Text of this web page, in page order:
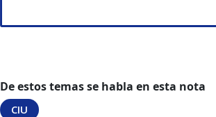
De estos temas se habla en esta nota
CIU